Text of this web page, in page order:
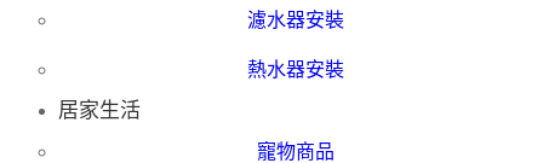
濾水器安裝
熱水器安裝
居家生活
寵物商品